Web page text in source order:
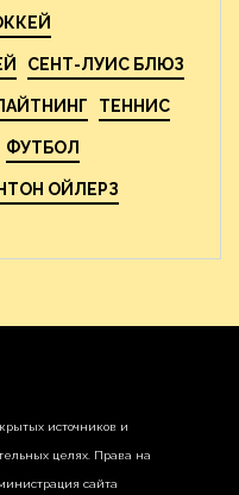
СЕНТ-ЛУИС БЛЮЗ
ТЕННИС
ФУТБОЛ
ОЙЛЕРЗ
источников и
целях. Права на
сайта